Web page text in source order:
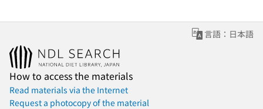
言語：日本語
How to access the materials
Read materials via the Internet
Request a photocopy of the material